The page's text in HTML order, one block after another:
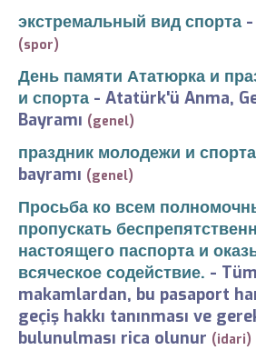
экстремальный вид спорта -
(spor)
День памяти Ататюрка и
и спорта - Atatürk'ü Anma,
Bayramı (genel)
праздник молодежи и спорта
bayramı (genel)
Просьба ко всем
пропускать
настоящего паспорта и
всяческое содействие. -
makamlardan, bu pasaport
geçiş hakkı tanınması ve
bulunulması rica olunur (idari)